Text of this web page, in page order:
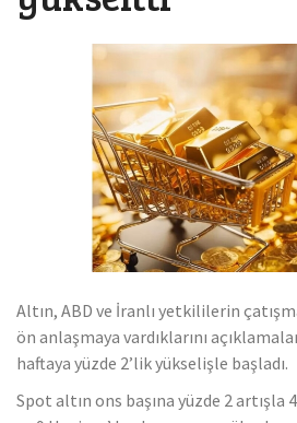
Altın, ABD ve İranlı yetkililerin
ön anlaşmaya vardıklarını
haftaya yüzde 2’lik yükselişle başladı.
Spot altın ons başına yüzde 2 artışla